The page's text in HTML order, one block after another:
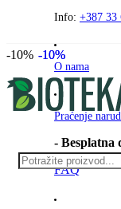
PreskočiteInfo: +387 33
O nama
Praćenje
- Besplatna
FAQ
-10% -10%
-10%